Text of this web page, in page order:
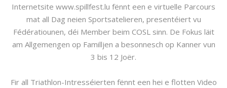
Internetsite www.spillfest.lu fënnt een e virtuelle Parcours
mat all Dag neien Sportsatelieren, presentéiert vu
Fédératiounen, déi Member beim COSL sinn. De Fokus läit
am Allgemengen op Familljen a besonnesch op Kanner vun
3 bis 12 Joër.
Fir all Triathlon-Intresséierten fënnt een hei e flotten Video